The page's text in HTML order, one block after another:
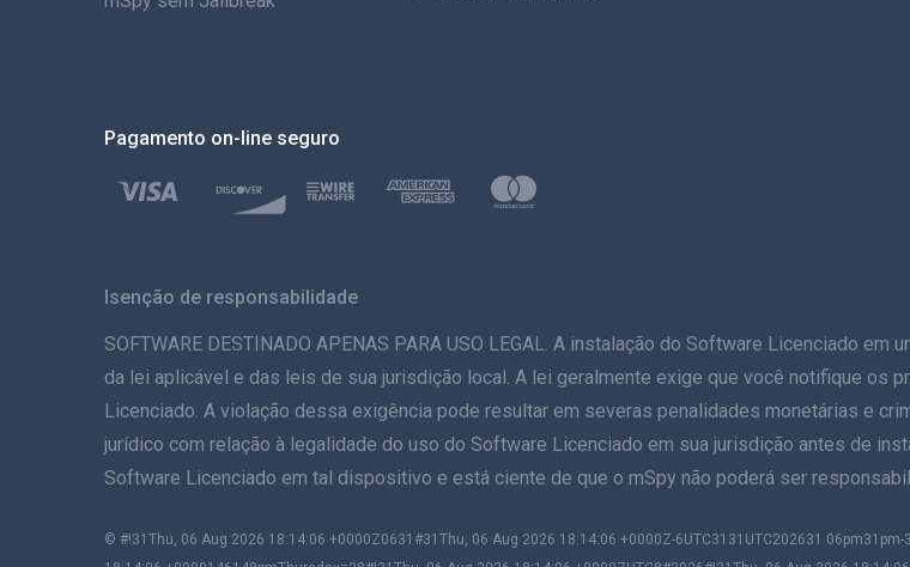
Pagamento on-line seguro
Isenção de responsabilidade
SOFTWARE DESTINADO APENAS PARA USO LEGAL. A instalação do Software Licenciado
da lei aplicável e das leis de sua jurisdição local. A lei geralmente exige que você notifique
Licenciado. A violação dessa exigência pode resultar em severas penalidades monetárias e
jurídico com relação à legalidade do uso do Software Licenciado em sua jurisdição antes de
Software Licenciado em tal dispositivo e está ciente de que o mSpy não poderá ser
© #!31Thu, 06 Aug 2026 18:14:06 +0000Z0631#31Thu, 06 Aug 2026 18:14:06 +0000Z-6UTC3131UTC202631